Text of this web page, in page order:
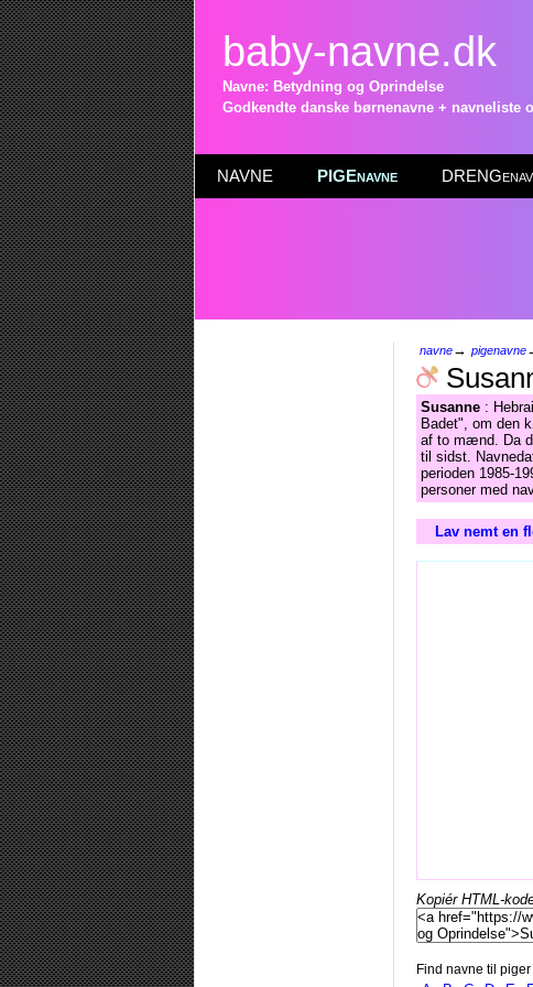
baby-navne.dk
Navne: Betydning og Oprindelse
Godkendte danske børnenavne +
NAVNE PIGEnavne
navne→ pigenavne
Susanne :
Badet", om den
af to mænd. Da
til sidst.
perioden 1985-
personer med
Lav nemt en
Kopiér HTML-
Find navne til